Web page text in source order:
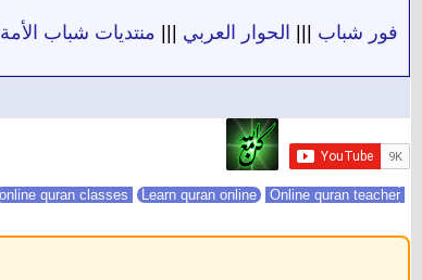
فور شباب الحوار العربي منتديات شباب الأمة
Learn quran online Online quran teacher